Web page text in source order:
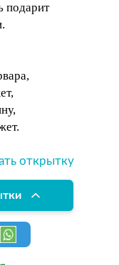
подарит
открытку